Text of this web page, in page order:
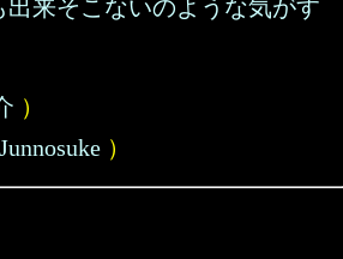
出来そこないのような気がす
）
）